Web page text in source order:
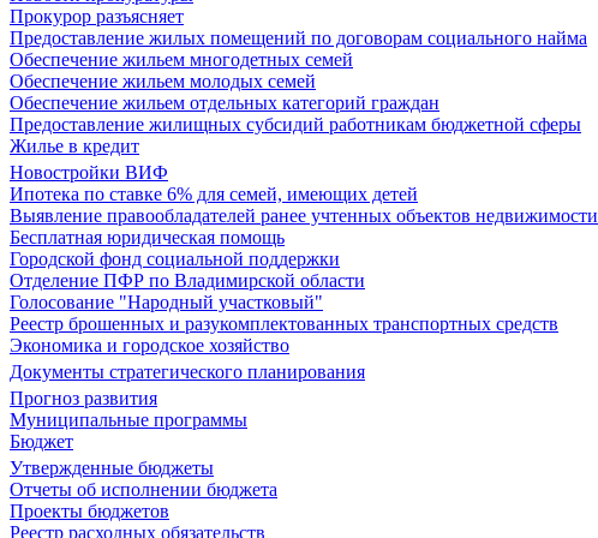
Прокурор разъясняет
Предоставление жилых помещений по договорам социального найма
Обеспечение жильем многодетных семей
Обеспечение жильем молодых семей
Обеспечение жильем отдельных категорий граждан
Предоставление жилищных субсидий работникам бюджетной сферы
Жилье в кредит
Новостройки ВИФ
Ипотека по ставке 6% для семей, имеющих детей
Выявление правообладателей ранее учтенных объектов недвижимости
Бесплатная юридическая помощь
Городской фонд социальной поддержки
Отделение ПФР по Владимирской области
Голосование "Народный участковый"
Реестр брошенных и разукомплектованных транспортных средств
Экономика и городское хозяйство
Документы стратегического планирования
Прогноз развития
Муниципальные программы
Бюджет
Утвержденные бюджеты
Отчеты об исполнении бюджета
Проекты бюджетов
Реестр расходных обязательств